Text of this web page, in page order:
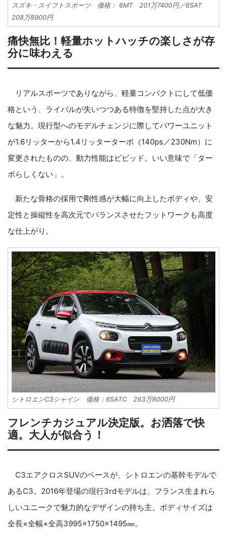
スズキ・スイフトスポーツ 価格： 6MT 201万7400円／6SAT
208万8900円
痛快無比！軽量ホットハッチの楽しさが存
分に味わえる
リアルスポーツでありながら、軽量コンパクトにして低価
格という、ライバルが失いつつある特徴を堅持した点が大き
な魅力。現行型へのモデルチェンジに際してパワーユニット
が1.6リッターから1.4リッターターボ（140ps／230Nm）に
変更されたものの、動力性能はビビッド。いい意味で「ター
ボらしくない」。
新たな骨格の採用で剛性感が大幅に向上したボディや、安
定性と操縦性を高次元でバランスさせたフットワークも高度
な仕上がり。
シトロエンC3シャイン 価格：6SATC 263万8000円
フレンチカジュアル決定版。お洒落で快
適。大人が似合う！
C3エアクロスSUVのベースが、シトロエンの基幹モデルで
あるC3。2016年登場の現行3rdモデルは、フランス生まれら
しいユニークで魅力的なデザインの持ち主。ボディサイズは
全長×全幅×全高3995×1750×1495㎜。